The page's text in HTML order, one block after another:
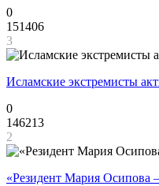
0
151406
3
Исламские экстремисты
0
146213
2
«Резидент Мария Осипова